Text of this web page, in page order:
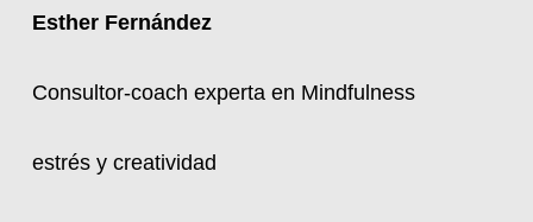
Esther Fernández
Consultor-coach experta en Mindfulness
estrés y creatividad